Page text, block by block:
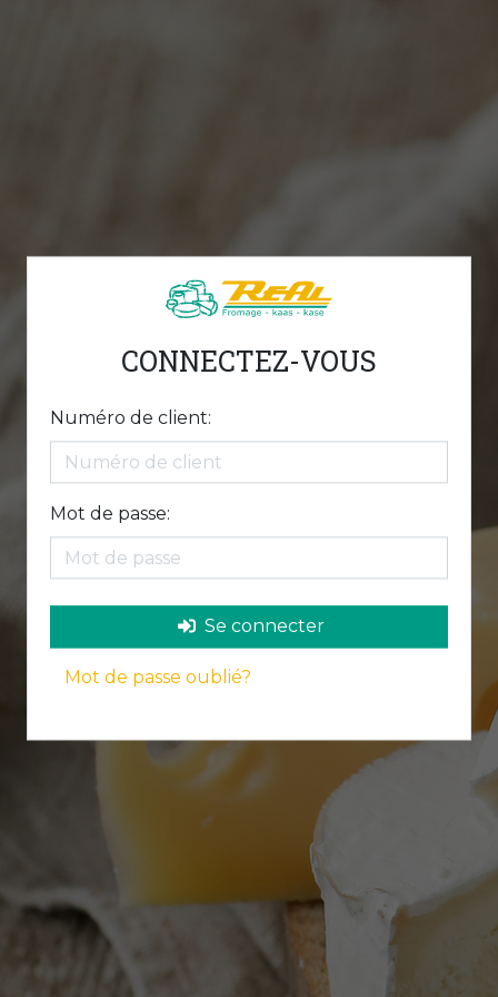
CONNECTEZ-VOUS
Numéro de client:
Mot de passe:
Se connecter
Mot de passe oublié?